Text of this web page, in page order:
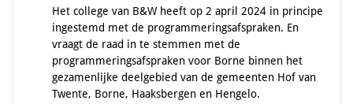
Het college van B&W heeft op 2 april 2024 in principe
ingestemd met de programmeringsafspraken. En
vraagt de raad in te stemmen met de
programmeringsafspraken voor Borne binnen het
gezamenlijke deelgebied van de gemeenten Hof van
Twente, Borne, Haaksbergen en Hengelo.